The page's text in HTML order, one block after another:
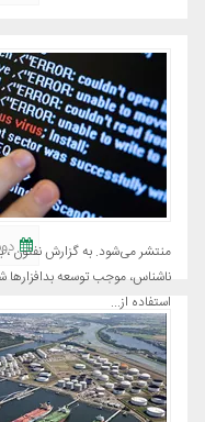
منتشر می‌شود. به گزارش نفتون ،
ناشناس، موجب توسعه
استفاده از...